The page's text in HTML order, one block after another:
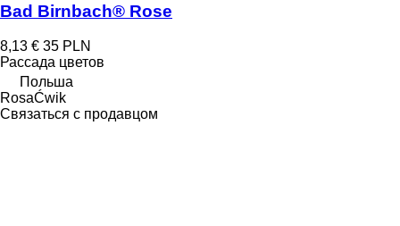
Bad Birnbach® Rose
8,13 € 35 PLN
Рассада цветов
Польша
RosaĆwik
Связаться с продавцом